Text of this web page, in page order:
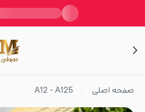
صفحه اصلی A12 - A125